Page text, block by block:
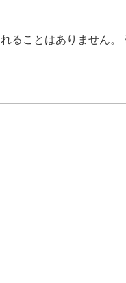
ることはありません。